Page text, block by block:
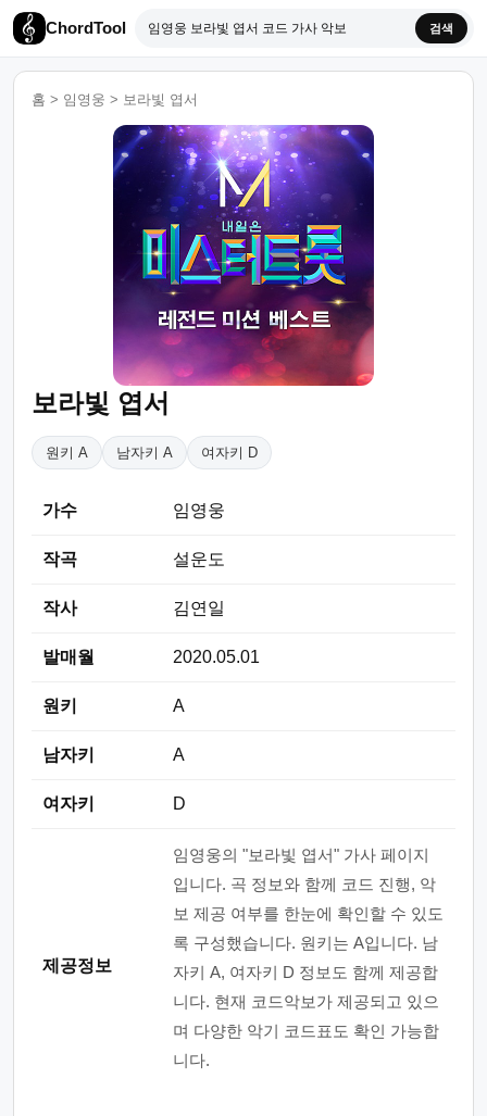
ChordTool 검색
홈 > 임영웅 > 보라빛 엽서
보라빛 엽서
원키 A 남자키 A 여자키 D
가수 임영웅
작곡 설운도
작사 김연일
발매월 2020.05.01
원키 A
남자키 A
여자키 D
제공정보
임영웅의 "보라빛 엽서" 가사 페이지
입니다. 곡 정보와 함께 코드 진행, 악
보 제공 여부를 한눈에 확인할 수 있도
록 구성했습니다. 원키는 A입니다. 남
자키 A, 여자키 D 정보도 함께 제공합
니다. 현재 코드악보가 제공되고 있으
며 다양한 악기 코드표도 확인 가능합
니다.